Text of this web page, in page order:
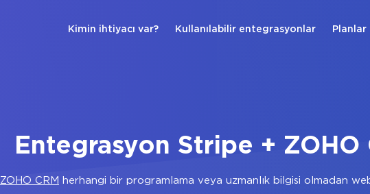
Kimin ihtiyacı var? Kullanılabilir entegrasyonlar Planlar
Entegrasyon Stripe + ZOHO
ZOHO CRM herhangi bir programlama veya uzmanlık bilgisi olmadan